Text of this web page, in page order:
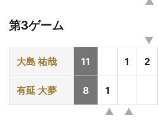
第3ゲーム
大島 祐哉 11 1 2
有延 大夢 8 1